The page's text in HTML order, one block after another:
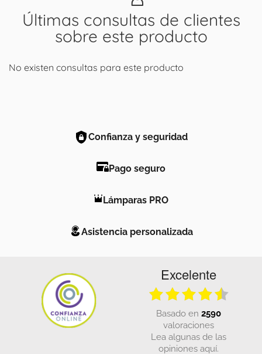
Últimas consultas de clientes
sobre este producto
No existen consultas para este producto
Confianza y seguridad
Pago seguro
Lámparas PRO
Asistencia personalizada
Excelente
basado en 2590
valoraciones
Lea algunas de las
opiniones aquí.